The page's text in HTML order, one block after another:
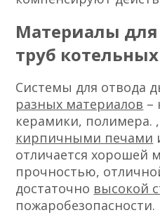
Материалы
труб котельных
Системы для отвода
разных материалов –
керамики, полимера.
кирпичными печами
отличается хорошей
прочностью,
достаточно высокой
пожаробезопасности.